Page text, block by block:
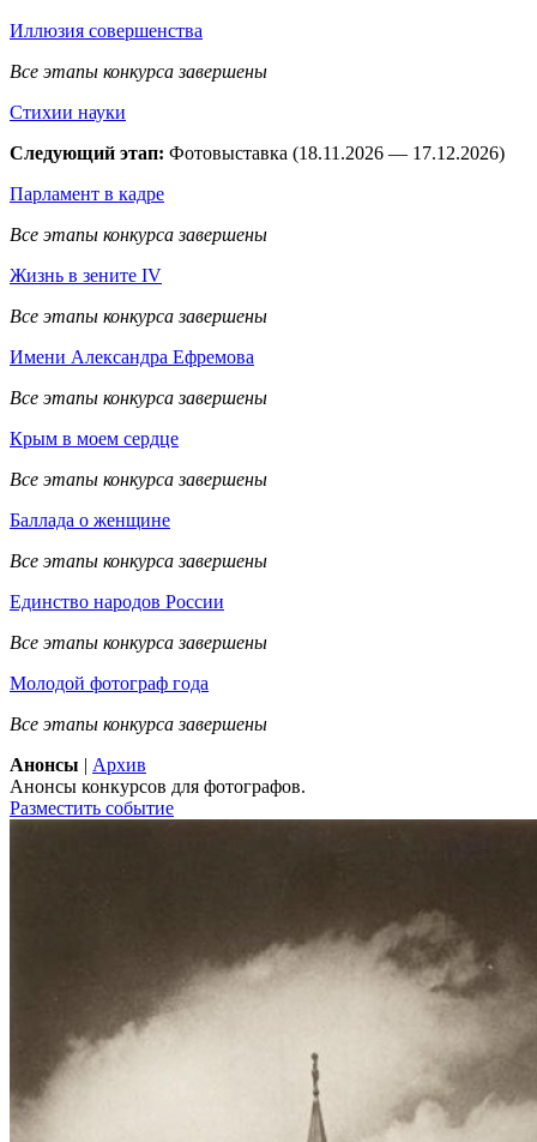
Иллюзия совершенства
Все этапы конкурса завершены
Стихии науки
Следующий этап: Фотовыставка (18.11.2026 — 17.12.2026)
Парламент в кадре
Все этапы конкурса завершены
Жизнь в зените IV
Все этапы конкурса завершены
Имени Александра Ефремова
Все этапы конкурса завершены
Крым в моем сердце
Все этапы конкурса завершены
Баллада о женщине
Все этапы конкурса завершены
Единство народов России
Все этапы конкурса завершены
Молодой фотограф года
Все этапы конкурса завершены
Анонсы | Архив
Анонсы конкурсов для фотографов.
Разместить событие